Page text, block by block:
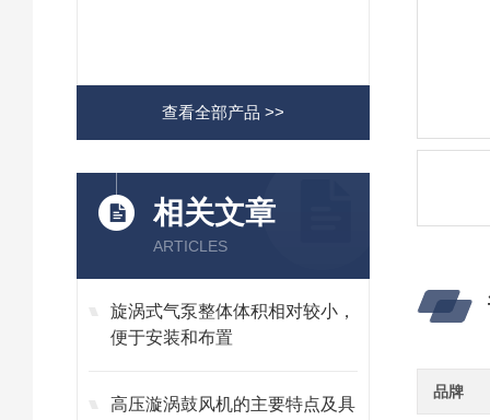
查看全部产品 >>
相关文章
ARTICLES
旋涡式气泵整体体积相对较小，
便于安装和布置
高压漩涡鼓风机的主要特点及具
品牌